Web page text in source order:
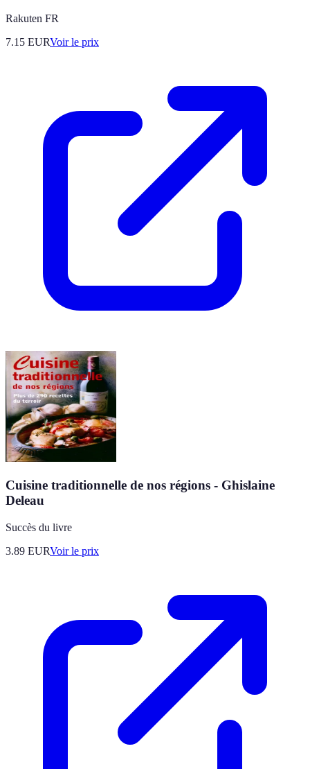
Rakuten FR
7.15 EURVoir le prix
Cuisine traditionnelle de nos régions - Ghislaine
Deleau
Succès du livre
3.89 EURVoir le prix